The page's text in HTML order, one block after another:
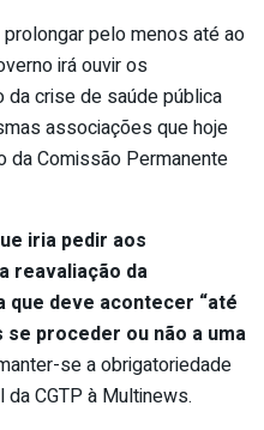
pelo menos até ao
irá ouvir os
crise de saúde pública
associações que hoje
da Comissão Permanente
iria pedir aos
reavaliação da
que deve acontecer “até
proceder ou não a uma
se a obrigatoriedade
CGTP à Multinews.